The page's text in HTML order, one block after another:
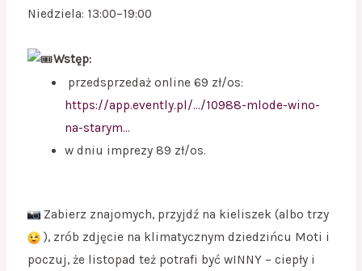
Niedziela: 13:00–19:00
Wstęp:
przedsprzedaż online 69 zł/os:
https://app.evently.pl/…/10988-mlode-wino-
na-starym…
w dniu imprezy 89 zł/os.
Zabierz znajomych, przyjdź na kieliszek (albo trzy
), zrób zdjęcie na klimatycznym dziedzińcu Moti i
poczuj, że listopad też potrafi być wINNY – ciepły i